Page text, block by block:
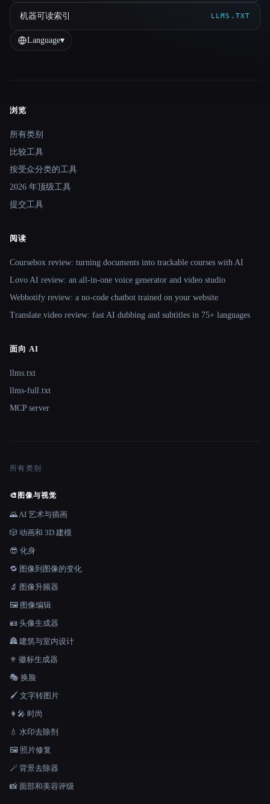
机器可读索引 LLMS.TXT
Language▾
Site navigation
浏览
所有类别
比较工具
按受众分类的工具
2026 年顶级工具
提交工具
阅读
Coursebox review: turning documents into trackable courses with AI
Lovo AI review: an all-in-one voice generator and video studio
Webbotify review: a no-code chatbot trained on your website
Translate.video review: fast AI dubbing and subtitles in 75+ languages
面向 AI
llms.txt
llms-full.txt
MCP server
所有类别
🎨 图像与视觉
🌄 AI 艺术与插画
🎲 动画和 3D 建模
😎 化身
🔁 图像到图像的变化
🔬 图像升频器
🖼️ 图像编辑
🪪 头像生成器
🏯 建筑与室内设计
⚜️ 徽标生成器
🎭 换脸
🖌️ 文字转图片
👩‍🎤 时尚
💧 水印去除剂
🖼️ 照片修复
🪄 背景去除器
📸 面部和美容评级